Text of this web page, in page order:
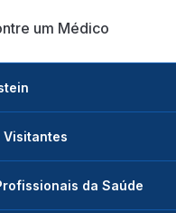
um Médico
Visitantes
da Saúde